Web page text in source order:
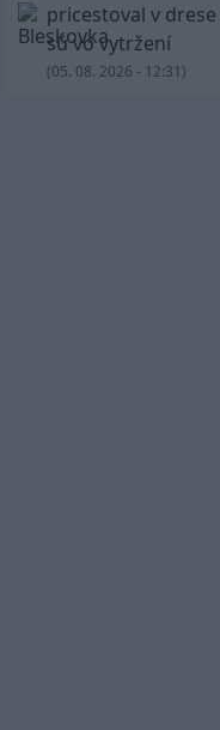
pricestoval v
sú vo vytržení
(05. 08. 2026 - 12:31)